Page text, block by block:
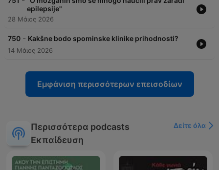
epilepsije"
28 Μάιος 2026
750 - Kakšne bodo spominske klinike prihodnosti?
14 Μάιος 2026
Εμφάνιση περισσότερων επεισοδίων
Περισσότερα podcasts
Εκπαίδευση
Δείτε όλα